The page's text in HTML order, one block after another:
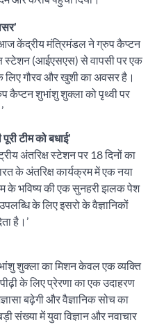
केंद्रीय मंत्रिमंडल ने ग्रुप कैप्टन
स्टेशन (आईएसएस) से वापसी पर एक
लिए गौरव और खुशी का अवसर है।
शुभांशु शुक्ला को पृथ्वी पर
टीम को बधाई’
अंतरिक्ष स्टेशन पर 18 दिनों का
के अंतरिक्ष कार्यक्रम में एक नया
के भविष्य की एक सुनहरी झलक पेश
के लिए इसरो के वैज्ञानिकों
है।’
शुक्ला का मिशन केवल एक व्यक्ति
के लिए प्रेरणा का एक उदाहरण
बढ़ेगी और वैज्ञानिक सोच का
संख्या में युवा विज्ञान और नवाचार